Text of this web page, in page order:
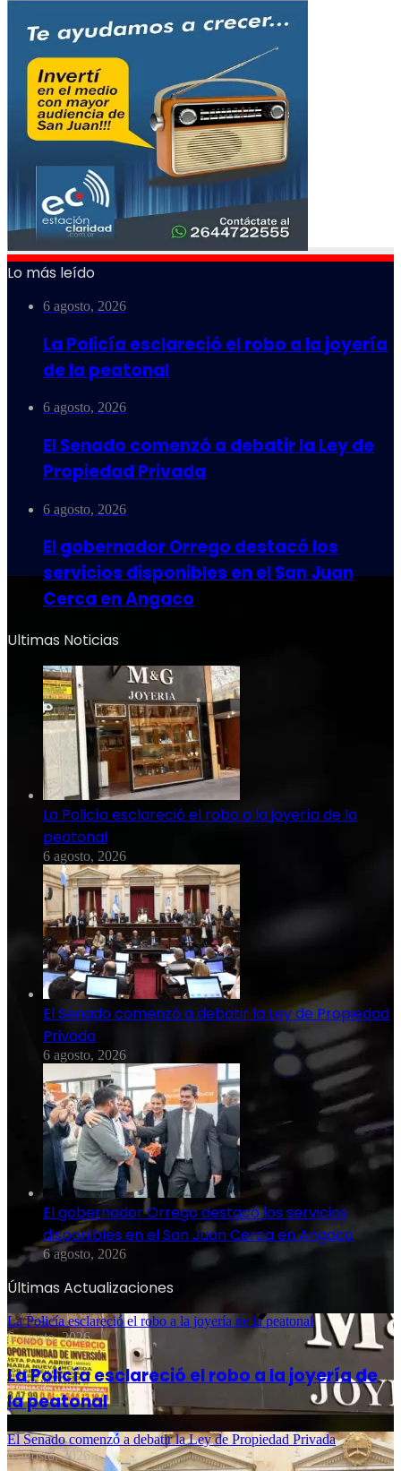
Lo más leído
6 agosto, 2026
La Policía esclareció el robo a la joyería
de la peatonal
6 agosto, 2026
El Senado comenzó a debatir la Ley de
Propiedad Privada
6 agosto, 2026
El gobernador Orrego destacó los
servicios disponibles en el San Juan
Cerca en Angaco
Ultimas Noticias
La Policía esclareció el robo a la joyería de la
peatonal
6 agosto, 2026
El Senado comenzó a debatir la Ley de Propiedad
Privada
6 agosto, 2026
El gobernador Orrego destacó los servicios
disponibles en el San Juan Cerca en Angaco
6 agosto, 2026
Últimas Actualizaciones
La Policía esclareció el robo a la joyería de la peatonal
6 agosto, 2026
La Policía esclareció el robo a la joyería de
la peatonal
El Senado comenzó a debatir la Ley de Propiedad Privada
6 agosto, 2026